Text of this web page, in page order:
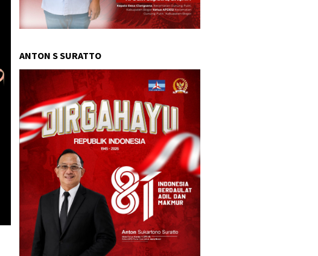
ANTON S SURATTO